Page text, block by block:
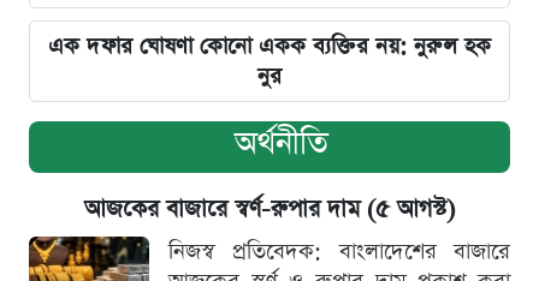
এক দফার ঘোষণা কোনো একক ব্যক্তির নয়: নুরুল হক
নুর
অর্থনীতি
আজকের বাজারে স্বর্ণ-রুপার দাম (৫ আগস্ট)
নিজস্ব প্রতিবেদক: বাংলাদেশের বাজারে